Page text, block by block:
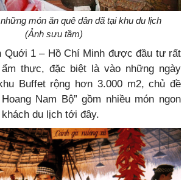
món ăn quê dân dã tại khu du lịch
(Ảnh sưu tầm)
Quới 1 – Hồ Chí Minh được đầu tư rất
thực, đặc biệt là vào những ngày
Buffet rộng hơn 3.000 m2, chủ đề
Nam Bộ” gồm nhiều món ngon
du lịch tới đây.